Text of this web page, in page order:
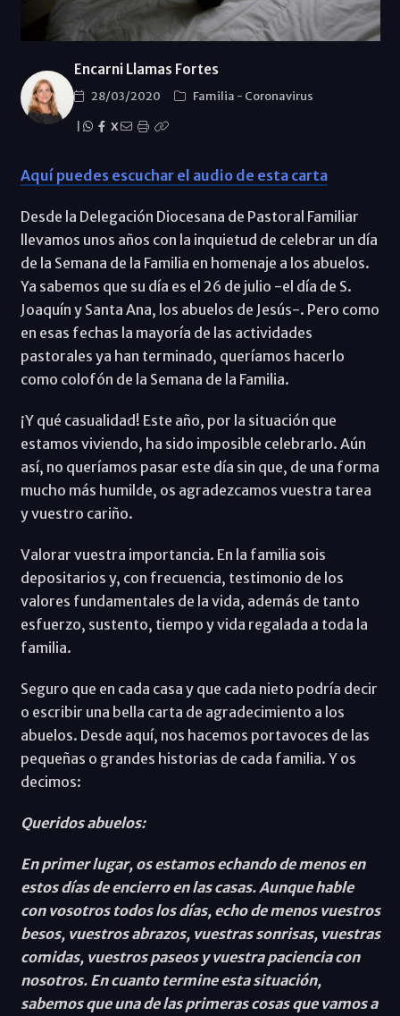
Encarni Llamas Fortes
28/03/2020 Familia - Coronavirus
X
Aquí puedes escuchar el audio de esta carta
Desde la Delegación Diocesana de Pastoral Familiar
llevamos unos años con la inquietud de celebrar un día
de la Semana de la Familia en homenaje a los abuelos.
Ya sabemos que su día es el 26 de julio -el día de S.
Joaquín y Santa Ana, los abuelos de Jesús-. Pero como
en esas fechas la mayoría de las actividades
pastorales ya han terminado, queríamos hacerlo
como colofón de la Semana de la Familia.
¡Y qué casualidad! Este año, por la situación que
estamos viviendo, ha sido imposible celebrarlo. Aún
así, no queríamos pasar este día sin que, de una forma
mucho más humilde, os agradezcamos vuestra tarea
y vuestro cariño.
Valorar vuestra importancia. En la familia sois
depositarios y, con frecuencia, testimonio de los
valores fundamentales de la vida, además de tanto
esfuerzo, sustento, tiempo y vida regalada a toda la
familia.
Seguro que en cada casa y que cada nieto podría decir
o escribir una bella carta de agradecimiento a los
abuelos. Desde aquí, nos hacemos portavoces de las
pequeñas o grandes historias de cada familia. Y os
decimos:
Queridos abuelos:
En primer lugar, os estamos echando de menos en
estos días de encierro en las casas. Aunque hable
con vosotros todos los días, echo de menos vuestros
besos, vuestros abrazos, vuestras sonrisas, vuestras
comidas, vuestros paseos y vuestra paciencia con
nosotros. En cuanto termine esta situación,
sabemos que una de las primeras cosas que vamos a